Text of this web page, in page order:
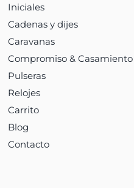
Iniciales
Cadenas y dijes
Caravanas
Compromiso & Casamiento
Pulseras
Relojes
Carrito
Blog
Contacto